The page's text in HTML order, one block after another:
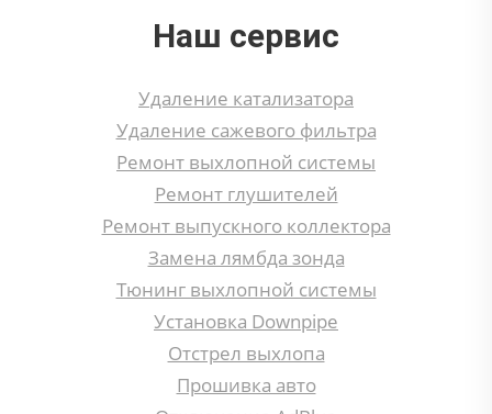
Наш сервис
Удаление катализатора
Удаление сажевого фильтра
Ремонт выхлопной системы
Ремонт глушителей
Ремонт выпускного коллектора
Замена лямбда зонда
Тюнинг выхлопной системы
Установка Downpipe
Отстрел выхлопа
Прошивка авто